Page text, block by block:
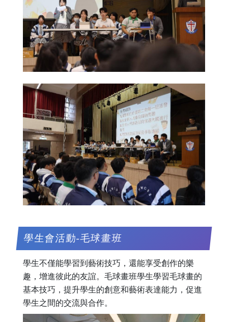
學生會活動-毛球畫班
學生不僅能學習到藝術技巧，還能享受創作的樂
趣，增進彼此的友誼。毛球畫班學生學習毛球畫的
基本技巧，提升學生的創意和藝術表達能力，促進
學生之間的交流與合作。